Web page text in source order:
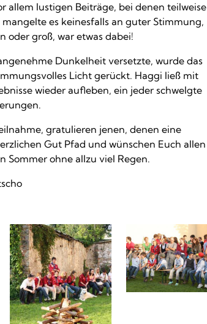
allem lustigen Beiträge, bei denen teilweise
es keinesfalls an guter Stimmung,
oder groß, war etwas dabei!
Dunkelheit versetzte, wurde das
Licht gerückt. Haggi ließ mit
wieder aufleben, ein jeder schwelgte
gratulieren jenen, denen eine
Gut Pfad und wünschen Euch allen
Sommer ohne allzu viel Regen.